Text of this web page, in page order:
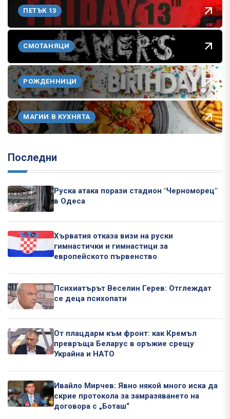
ПЕТЪК 13
СМОТАНЯЦИ
РОЖДЕННИЦИ
МАГИИ В КУХНЯТА
Последни
Руска атака порази стадион "Черноморец"
в Одеса
Хърватия отказа визи на руски
гимнастички и гимнастици за
европейското първенство
Психиатърът Веселин Герев: Отглеждат
се деца психопати
От плацдарм към фронт: как Кремъл
превръща Беларус в оръжие срещу
Украйна и НАТО
Ивайло Мирчев: Явно някой много иска да
скрие протокола за замразяването на
договора с „Боташ“